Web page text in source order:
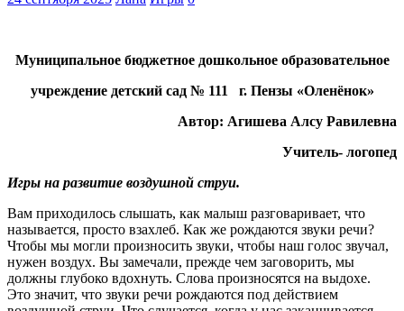
Муниципальное бюджетное дошкольное образовательное
учреждение детский сад № 111 г. Пензы «Оленёнок»
Автор: Агишева Алсу Равилевна
Учитель- логопед
Игры на развитие воздушной струи.
Вам приходилось слышать, как малыш разговаривает, что
называется, просто взахлеб. Как же рождаются звуки речи?
Чтобы мы могли произносить звуки, чтобы наш голос звучал,
нужен воздух. Вы замечали, прежде чем заговорить, мы
должны глубоко вдохнуть. Слова произносятся на выдохе.
Это значит, что звуки речи рождаются под действием